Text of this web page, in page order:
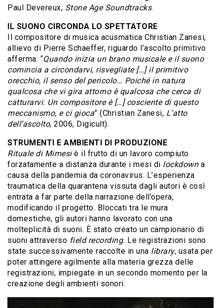
Paul Devereux, Stone Age Soundtracks.
IL SUONO CIRCONDA LO SPETTATORE
Il compositore di musica acusmatica Christian Zanesi,
allievo di Pierre Schaeffer, riguardo l’ascolto primitivo
afferma: “Quando inizia un brano musicale e il suono
comincia a circondarvi, risvegliate […] il primitivo
orecchio, il senso del pericolo… Poiché in natura
qualcosa che vi gira attorno è qualcosa che cerca di
catturarvi. Un compositore è […] cosciente di questo
meccanismo, e ci gioca” (Christian Zanesi, L’atto
dell’ascolto, 2006, Digicult).
STRUMENTI E AMBIENTI DI PRODUZIONE
Rituale di Mimesiè il frutto di un lavoro compiuto
forzatamente a distanza durante i mesi di lockdowna
causa della pandemia da coronavirus. L’esperienza
traumatica della quarantena vissuta dagli autori è così
entrata a far parte della narrazione dell’opera,
modificando il progetto. Bloccati tra le mura
domestiche, gli autori hanno lavorato con una
molteplicità di suoni. È stato creato un campionario di
suoni attraverso field recording. Le registrazioni sono
state successivamente raccolte in una library, usata per
poter attingere agilmente alla materia grezza delle
registrazioni, impiegate in un secondo momento per la
creazione degli ambienti sonori.